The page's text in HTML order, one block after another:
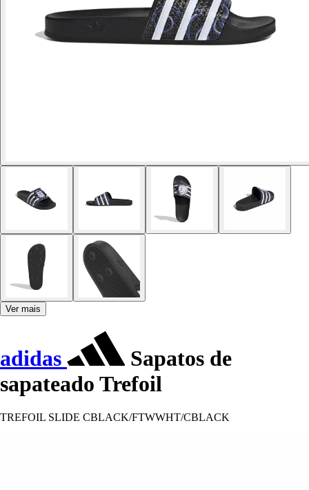
Ver mais
adidas
Sapatos de
sapateado Trefoil
TREFOIL SLIDE CBLACK/FTWWHT/CBLACK